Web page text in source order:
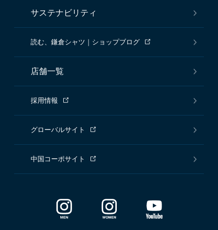
サステナビリティ
読む、鎌倉シャツ｜ショップブログ
店舗一覧
採用情報
グローバルサイト
中国コーポサイト